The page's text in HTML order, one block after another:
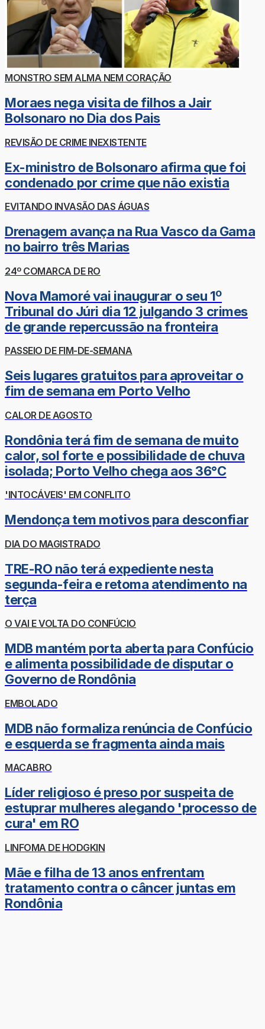
MONSTRO SEM ALMA NEM CORAÇÃO
Moraes nega visita de filhos a Jair
Bolsonaro no Dia dos Pais
REVISÃO DE CRIME INEXISTENTE
Ex-ministro de Bolsonaro afirma que foi
condenado por crime que não existia
EVITANDO INVASÃO DAS ÁGUAS
Drenagem avança na Rua Vasco da Gama
no bairro três Marias
24º COMARCA DE RO
Nova Mamoré vai inaugurar o seu 1º
Tribunal do Júri dia 12 julgando 3 crimes
de grande repercussão na fronteira
PASSEIO DE FIM-DE-SEMANA
Seis lugares gratuitos para aproveitar o
fim de semana em Porto Velho
CALOR DE AGOSTO
Rondônia terá fim de semana de muito
calor, sol forte e possibilidade de chuva
isolada; Porto Velho chega aos 36°C
'INTOCÁVEIS' EM CONFLITO
Mendonça tem motivos para desconfiar
DIA DO MAGISTRADO
TRE-RO não terá expediente nesta
segunda-feira e retoma atendimento na
terça
O VAI E VOLTA DO CONFÚCIO
MDB mantém porta aberta para Confúcio
e alimenta possibilidade de disputar o
Governo de Rondônia
EMBOLADO
MDB não formaliza renúncia de Confúcio
e esquerda se fragmenta ainda mais
MACABRO
Líder religioso é preso por suspeita de
estuprar mulheres alegando 'processo de
cura' em RO
LINFOMA DE HODGKIN
Mãe e filha de 13 anos enfrentam
tratamento contra o câncer juntas em
Rondônia